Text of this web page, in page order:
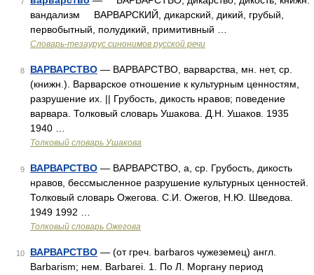
вандализм ВАРВАРСКИЙ, дикарский, дикий, грубый,
первобытный, полудикий, примитивный …
Словарь-тезаурус синонимов русской речи
8 ВАРВАРСТВО — ВАРВАРСТВО, варварства, мн. нет, ср.
(книжн.). Варварское отношение к культурным ценностям,
разрушение их. || Грубость, дикость нравов; поведение
варвара. Толковый словарь Ушакова. Д.Н. Ушаков. 1935
1940 …
Толковый словарь Ушакова
9 ВАРВАРСТВО — ВАРВАРСТВО, а, ср. Грубость, дикость
нравов, бессмысленное разрушение культурных ценностей.
Толковый словарь Ожегова. С.И. Ожегов, Н.Ю. Шведова.
1949 1992 …
Толковый словарь Ожегова
10 ВАРВАРСТВО — (от греч. barbaros чужеземец) англ.
Barbarism; нем. Barbarei. 1. По Л. Моргану период